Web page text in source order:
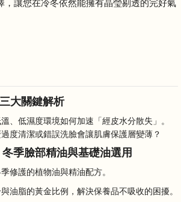
，讓您在冷冬依然能擁有晶瑩剔透的完好氣
大關鍵解析
、低濕度環境如何加速「經皮水分散失」。
度清潔或錯誤洗臉會讓肌膚保護層變薄？
季臉部精油與基礎油選用
修護的植物油與精油配方。
油脂的黃金比例，解決保養品不吸收的困擾。